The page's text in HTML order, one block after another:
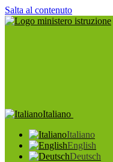
Salta al contenuto
Italiano
Italiano
English
Deutsch